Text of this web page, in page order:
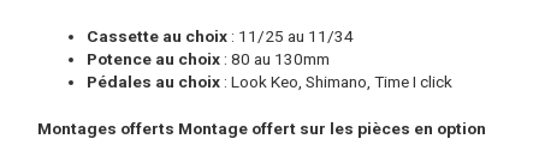
Cassette au choix : 11/25 au 11/34
Potence au choix : 80 au 130mm
Pédales au choix : Look Keo, Shimano, Time I click
Montages offerts Montage offert sur les pièces en option